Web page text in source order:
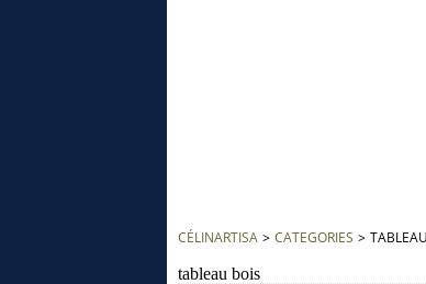
CÉLINARTISA > CATEGORIES >
tableau bois